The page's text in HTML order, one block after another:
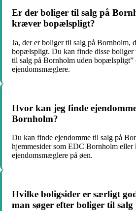
Er der boliger til salg på
kræver bopælspligt?
Ja, der er boliger til salg på Bornholm,
bopælspligt. Du kan finde disse boliger
til salg på Bornholm uden bopælspligt”
ejendomsmæglere.
Hvor kan jeg finde
Bornholm?
Du kan finde ejendomme til salg på
hjemmesider som EDC Bornholm eller
ejendomsmæglere på øen.
Hvilke boligsider er særligt
man søger efter boliger til